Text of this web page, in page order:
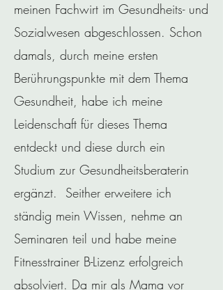
meinen Fachwirt im Gesundheits- und
Sozialwesen abgeschlossen. Schon
damals, durch meine ersten
Berührungspunkte mit dem Thema
Gesundheit, habe ich meine
Leidenschaft für dieses Thema
entdeckt und diese durch ein
Studium zur Gesundheitsberaterin
ergänzt. Seither erweitere ich
ständig mein Wissen, nehme an
Seminaren teil und habe meine
Fitnesstrainer B-Lizenz erfolgreich
absolviert. Da mir als Mama vor